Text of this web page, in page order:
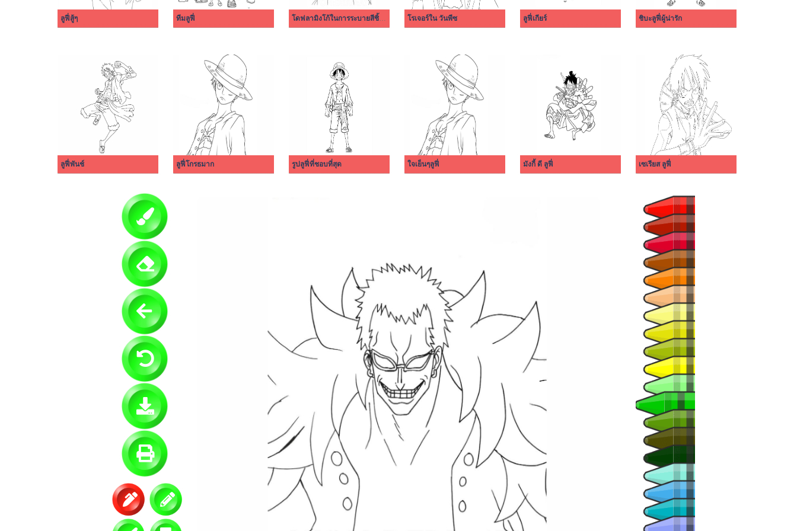
ลูฟี่สู้ๆ ทีมลูฟี่ โดฟลามิงโก้ในการระบายสีชิ้นเดียว โรเจอร์ใน วันพีซ ลูฟี่เกียร์ ชิบะลูฟี่ผู้น่ารัก
ลูฟี่พันช์ ลูฟี่โกรธมาก รูปลูฟี่ที่ชอบที่สุด ใจเย็นๆลูฟี่ มังกี้ ดี ลูฟี่ เซเรียส ลูฟี่